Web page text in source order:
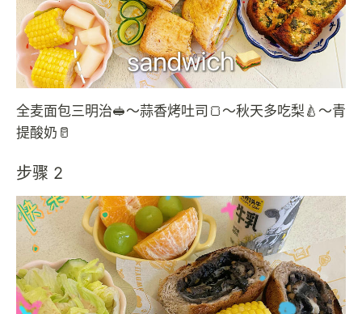
全麦面包三明治🥪～蒜香烤吐司🍞～秋天多吃梨🍐～青
提酸奶🥛
步骤 2